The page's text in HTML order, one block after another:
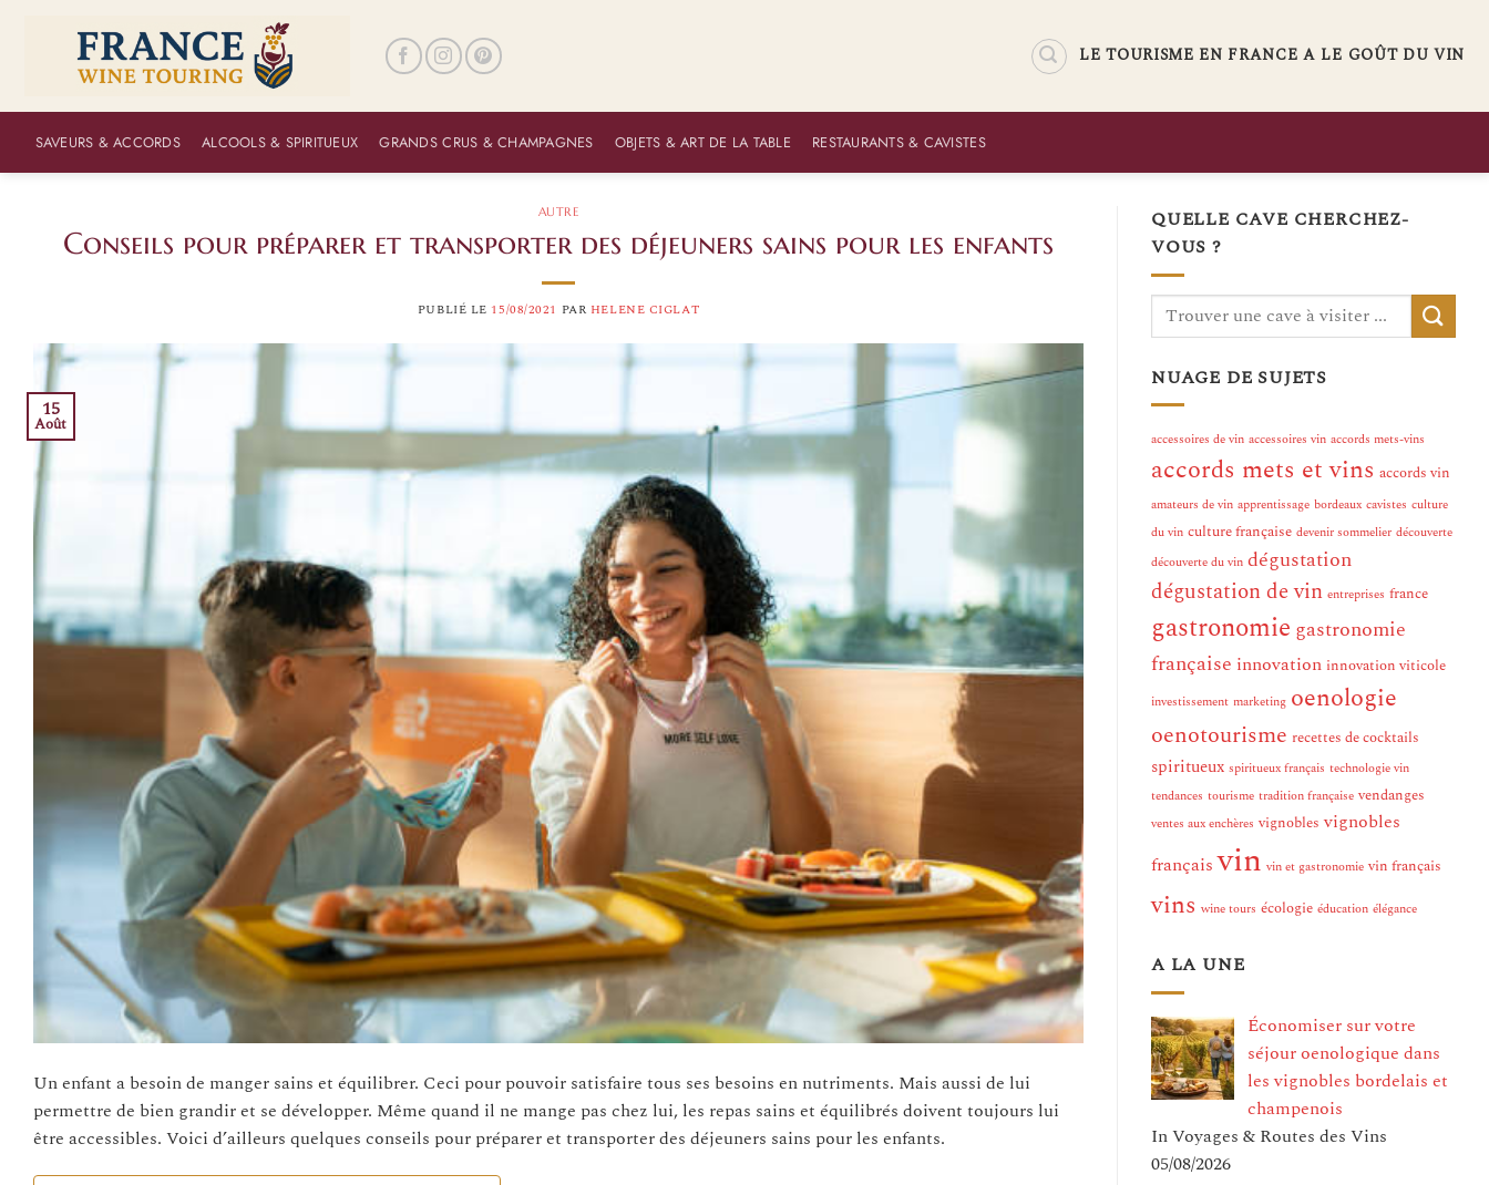
LE TOURISME EN FRANCE A LE GOÛT DU VIN
SAVEURS & ACCORDS ALCOOLS & SPIRITUEUX GRANDS CRUS & CHAMPAGNES OBJETS & ART DE LA TABLE RESTAURANTS & CAVISTES
AUTRE
Conseils pour préparer et transporter des déjeuners sains pour les enfants
PUBLIÉ LE 15/08/2021 PAR HELENE CIGLAT
15
Août
Un enfant a besoin de manger sains et équilibrer. Ceci pour pouvoir satisfaire tous ses besoins en nutriments. Mais aussi de lui
permettre de bien grandir et se développer. Même quand il ne mange pas chez lui, les repas sains et équilibrés doivent toujours lui
être accessibles. Voici d’ailleurs quelques conseils pour préparer et transporter des déjeuners sains pour les enfants.
QUELLE CAVE CHERCHEZ-
VOUS ?
NUAGE DE SUJETS
accessoires de vin accessoires vin accords mets-vins
accords mets et vins accords vin
amateurs de vin apprentissage bordeaux cavistes culture
du vin culture française devenir sommelier découverte
découverte du vin dégustation
dégustation de vin entreprises france
gastronomie gastronomie
française innovation innovation viticole
investissement marketing oenologie
oenotourisme recettes de cocktails
spiritueux spiritueux français technologie vin
tendances tourisme tradition française vendanges
ventes aux enchères vignobles vignobles
français vin vin et gastronomie vin français
vins wine tours écologie éducation élégance
A LA UNE
Économiser sur votre
séjour oenologique dans
les vignobles bordelais et
champenois
In Voyages & Routes des Vins
05/08/2026